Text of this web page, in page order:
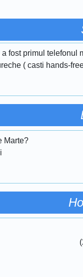
fost primul
( casti hands-
Marte?